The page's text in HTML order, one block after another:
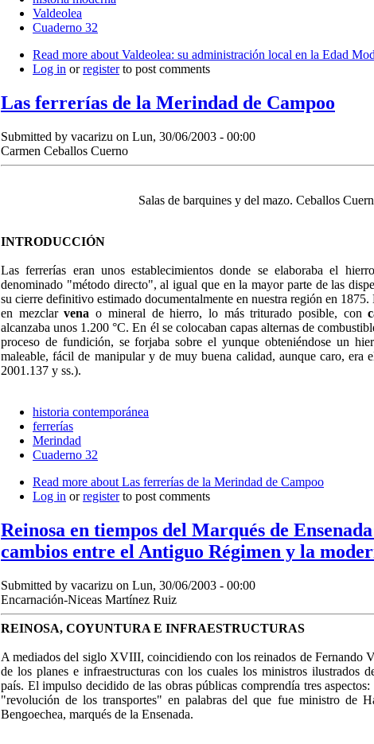
Valdeolea
Cuaderno 32
Read more about Valdeolea: su administración local en la Edad
Log in orregisterto post comments
Las ferrerías de la Merindad de Campoo
Submitted by vacarizu on Lun, 30/06/2003 - 00:00
Carmen Ceballos Cuerno
Salas de barquines y del mazo. Ceballos
INTRODUCCIÓN
Las ferrerías eran unos establecimientos donde se elaboraba el
denominado "método directo", al igual que en la mayor parte de las
su cierre definitivo estimado documentalmente en nuestra región en
en mezclarvena o mineral de hierro, lo más triturado posible, con
alcanzaba unos 1.200 °C. En él se colocaban capas alternas de
proceso de fundición, se forjaba sobre el yunque obteniéndose un
maleable, fácil de manipular y de muy buena calidad, aunque caro, era
2001.137 y ss.).
historia contemporánea
ferrerías
Merindad
Cuaderno 32
Read more about Las ferrerías de la Merindad de Campoo
Log in orregisterto post comments
Reinosa en tiempos del Marqués de
cambios entre el Antiguo Régimen y la
Submitted by vacarizu on Lun, 30/06/2003 - 00:00
Encarnación-Niceas Martínez Ruiz
REINOSA, COYUNTURA E INFRAESTRUCTURAS
A mediados del siglo XVIII, coincidiendo con los reinados de Fernando
de los planes e infraestructuras con los cuales los ministros ilustrados
país. El impulso decidido de las obras públicas comprendía tres aspectos:
"revolución de los transportes" en palabras del que fue ministro de
Bengoechea, marqués de la Ensenada.